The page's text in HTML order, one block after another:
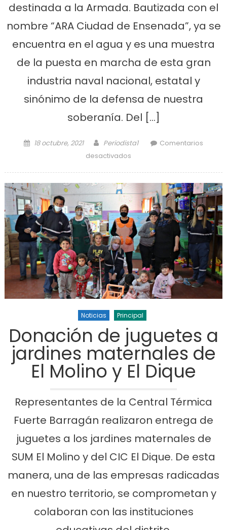
destinada a la Armada. Bautizada con el
nombre “ARA Ciudad de Ensenada”, ya se
encuentra en el agua y es una muestra
de la puesta en marcha de esta gran
industria naval nacional, estatal y
sinónimo de la defensa de nuestra
soberanía. Del […]
Posted on
18 octubre, 2021 Author
Periodista1
Comentarios
desactivados
Noticias Principal
Donación de juguetes a
jardines maternales de
El Molino y El Dique
Representantes de la Central Térmica
Fuerte Barragán realizaron entrega de
juguetes a los jardines maternales de
SUM El Molino y del CIC El Dique. De esta
manera, una de las empresas radicadas
en nuestro territorio, se comprometan y
colaboran con las instituciones